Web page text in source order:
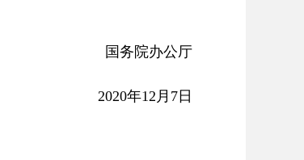
国务院办公厅
2020年12月7日